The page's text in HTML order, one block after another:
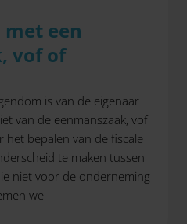
een
vof of
is van de eigenaar
van de eenmanszaak, vof
het bepalen van de fiscale
te maken tussen
niet voor de onderneming
we